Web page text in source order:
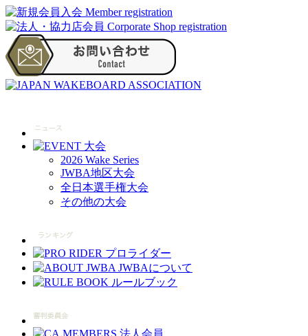
2026 Wake Series
JWBA地区大会
全日本選手権大会
その他の大会